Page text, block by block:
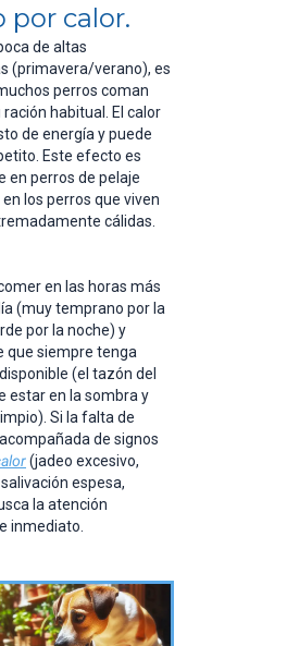
por calor.
de altas
(primavera/verano), es
perros coman
habitual. El calor
de energía y puede
Este efecto es
en perros de pelaje
los perros que viven
cálidas.
en las horas más
(muy temprano por la
por la noche) y
que siempre tenga
(el tazón del
estar en la sombra y
Si la falta de
de signos
(jadeo excesivo,
espesa,
la atención
inmediato.